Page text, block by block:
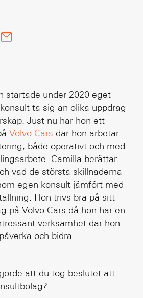
startade under 2020 eget
ta sig an olika uppdrag
Just nu har hon ett
Volvo Cars där hon arbetar
både operativt och med
Camilla berättar
vad de största skillnaderna
egen konsult jämfört med
Hon trivs bra på sitt
på Volvo Cars då hon har en
verksamhet där hon
och bidra.
att du tog beslutet att